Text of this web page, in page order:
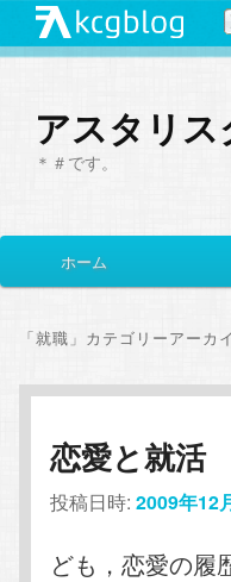
アスタリ
＊＃です。
イ
メ
ン
コ
ン
テ
サ
コ
ン
テ
ン
ホーム
「就職 」カテゴリーアーカ
恋愛と就活
投稿日時:2009年12
ども，恋愛の履